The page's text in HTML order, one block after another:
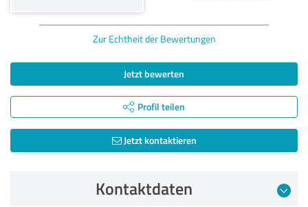
Zur Echtheit der Bewertungen
Jetzt bewerten
Profil teilen
Jetzt kontaktieren
Kontaktdaten